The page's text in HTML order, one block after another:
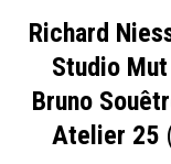
Richard
Studio Mut
Bruno
Atelier 25